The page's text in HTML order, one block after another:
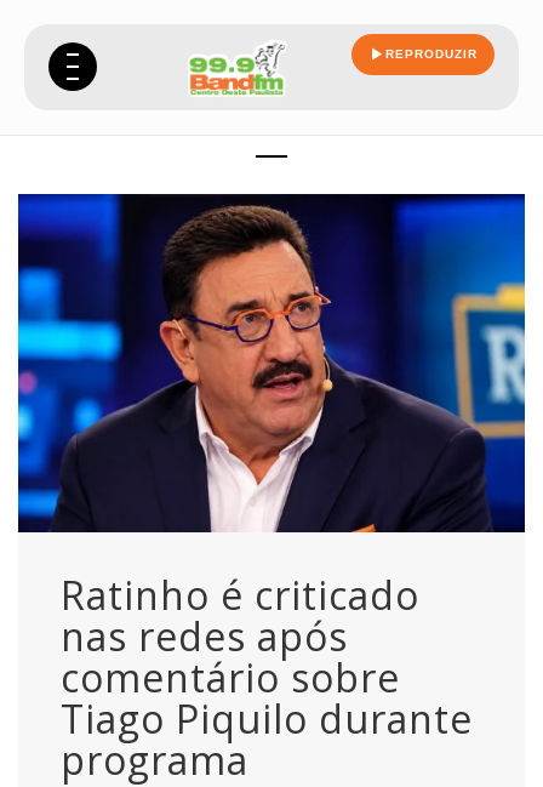
REPRODUZIR
Ratinho é criticado
nas redes após
comentário sobre
Tiago Piquilo durante
programa